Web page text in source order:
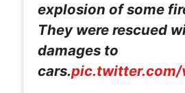
explosion of some
They were rescued
damages to
cars.pic.twitter.com/